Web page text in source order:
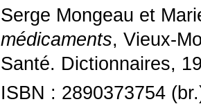
Serge Mongeau et
médicaments, Vieux-
Santé. Dictionnaires,
ISBN : 2890373754